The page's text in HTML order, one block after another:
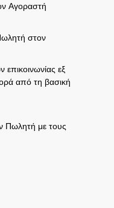
Αγοραστή
στον
εξ
από τη βασική
Πωλητή με τους